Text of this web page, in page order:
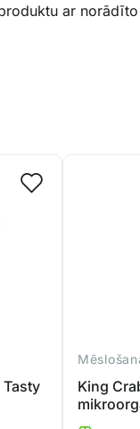
ar
King